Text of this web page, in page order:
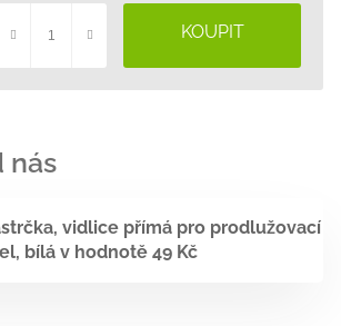
vidlice přímá pro prodlužovací
bílá v hodnotě 49 Kč